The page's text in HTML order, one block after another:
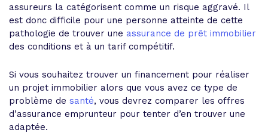
assureurs la catégorisent comme un risque aggravé. Il
est donc difficile pour une personne atteinte de cette
pathologie de trouver une assurance de prêt immobilier
des conditions et à un tarif compétitif.
Si vous souhaitez trouver un financement pour réaliser
un projet immobilier alors que vous avez ce type de
problème de santé, vous devrez comparer les offres
d’assurance emprunteur pour tenter d’en trouver une
adaptée.